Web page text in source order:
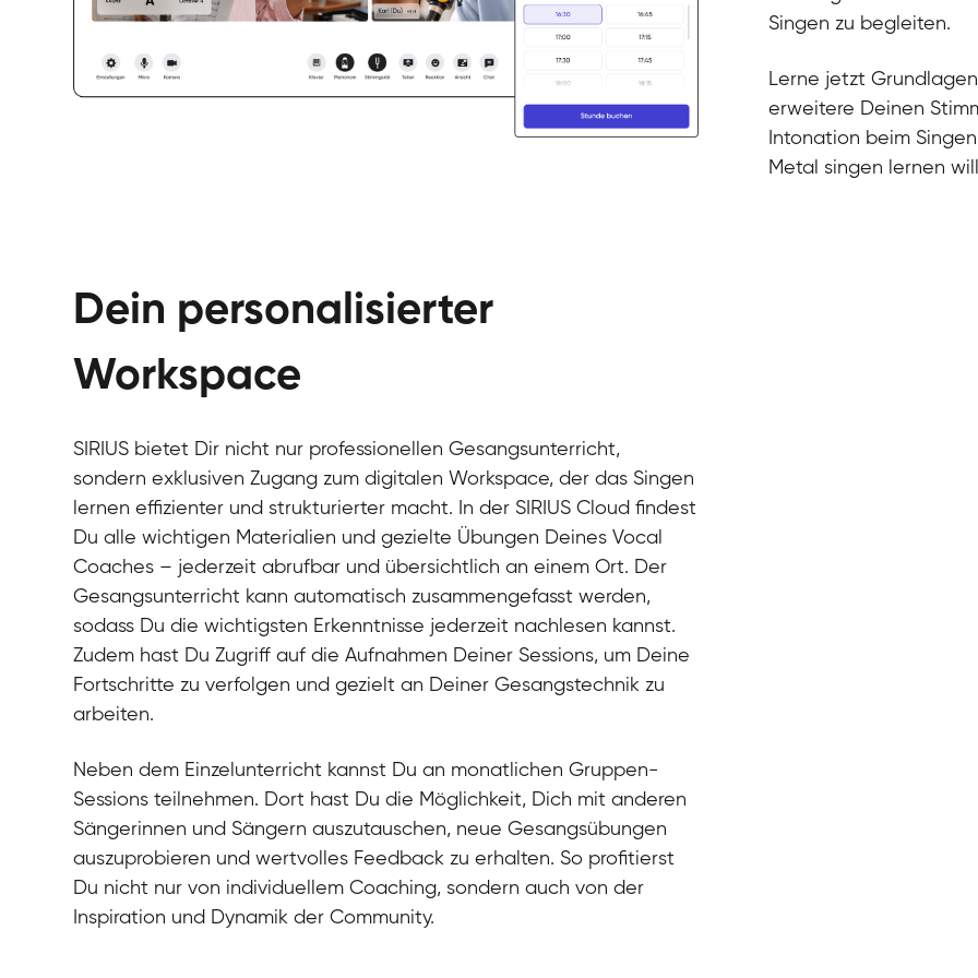
Gesang /
Klara
Gesang /
Ela
Gesang /
Singen zu begleiten.
Lerne jetzt
erweitere Deinen
Intonation beim
Metal singen lernen
Dein personalisierter
Workspace
SIRIUS bietet Dir nicht nur professionellen Gesangsunterricht,
sondern exklusiven Zugang zum digitalen Workspace, der das Singen
lernen effizienter und strukturierter macht. In der SIRIUS Cloud findest
Du alle wichtigen Materialien und gezielte Übungen Deines Vocal
Coaches – jederzeit abrufbar und übersichtlich an einem Ort. Der
Gesangsunterricht kann automatisch zusammengefasst werden,
sodass Du die wichtigsten Erkenntnisse jederzeit nachlesen kannst.
Zudem hast Du Zugriff auf die Aufnahmen Deiner Sessions, um Deine
Fortschritte zu verfolgen und gezielt an Deiner Gesangstechnik zu
arbeiten.
Neben dem Einzelunterricht kannst Du an monatlichen Gruppen-
Sessions teilnehmen. Dort hast Du die Möglichkeit, Dich mit anderen
Sängerinnen und Sängern auszutauschen, neue Gesangsübungen
auszuprobieren und wertvolles Feedback zu erhalten. So profitierst
Du nicht nur von individuellem Coaching, sondern auch von der
Inspiration und Dynamik der Community.